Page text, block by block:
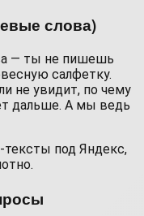
слова)
— ты не пишешь
салфетку.
не увидит, по чему
дальше. А мы ведь
тексты под Яндекс,